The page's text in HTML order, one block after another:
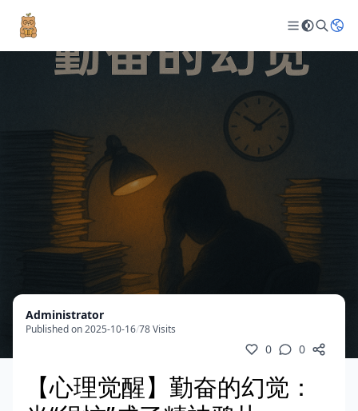
Administrator
Published on 2025-10-16/78 Visits
0 0
【心理觉醒】勤奋的幻觉：